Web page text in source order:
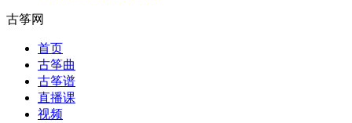
古筝网
首页
古筝曲
古筝谱
直播课
视频